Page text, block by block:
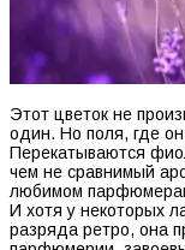
Этот цветок не
один. Но поля, где
Перекатываются
чем не сравнимый
любимом
И хотя у некоторых
разряда ретро, она